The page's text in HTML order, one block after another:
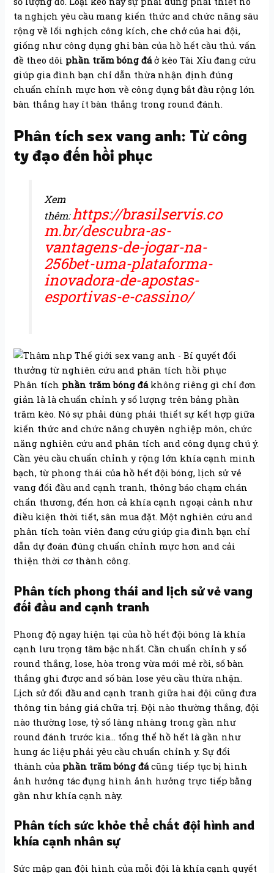
ta nghịch yêu cầu mang kiến thức and chức năng sâu
rộng về lối nghịch công kích, che chở của hai đội,
giống như công dụng ghi bàn của hồ hết cầu thủ. vấn
đề theo dõi phần trăm bóng đáở kèo Tài Xỉu đang cứu
giúp gia đình bạn chỉ dẫn thừa nhận định đúng
chuẩn chỉnh mực hơn về công dụng bắt đầu rộng lớn
bàn thắng hay ít bàn thắng trong round đánh.
Phân tích sex vang anh: Từ công
ty đạo đến hồi phục
Xem
thêm:https://brasilservis.co
m.br/descubra-as-
vantagens-de-jogar-na-
256bet-uma-plataforma-
inovadora-de-apostas-
esportivas-e-cassino/
Phân tích phần trăm bóng đákhông riêng gì chỉ đơn
giản là là chuẩn chỉnh y số lượng trên bảng phần
trăm kèo. Nó sự phải dùng phải thiết sự kết hợp giữa
kiến thức and chức năng chuyên nghiệp môn, chức
năng nghiên cứu and phân tích and công dụng chú ý.
Cần yêu cầu chuẩn chỉnh y rộng lớn khía cạnh minh
bạch, từ phong thái của hồ hết đội bóng, lịch sử vẻ
vang đối đầu and cạnh tranh, thông báo chạm chán
chấn thương, đến hơn cả khía cạnh ngoại cảnh như
điều kiện thời tiết, sân mua đặt. Một nghiên cứu and
phân tích toàn viên đang cứu giúp gia đình bạn chỉ
dẫn dự đoán đúng chuẩn chỉnh mực hơn and cải
thiện thời cơ thành công.
Phân tích phong thái and lịch sử vẻ vang
đối đầu and cạnh tranh
Phong độ ngay hiện tại của hồ hết đội bóng là khía
cạnh lưu trọng tâm bậc nhất. Cần chuẩn chỉnh y số
round thắng, lose, hòa trong vừa mới mẻ rồi, số bàn
thắng ghi được and số bàn lose yêu cầu thừa nhận.
Lịch sử đối đầu and cạnh tranh giữa hai đội cũng đưa
thông tin bảng giá chữa trị. Đội nào thường thắng, đội
nào thường lose, tỷ số làng nhàng trong gần như
round đánh trước kia… tổng thể hồ hết là gần như
hung ác liệu phải yêu cầu chuẩn chỉnh y. Sự đổi
thành của phần trăm bóng đácũng tiếp tục bị hình
ảnh hưởng tác đụng hình ảnh hưởng trực tiếp bằng
gần như khía cạnh này.
Phân tích sức khỏe thể chất đội hình and
khía cạnh nhân sự
Sức mập gan đội hình của mỗi đội là khía cạnh quyết